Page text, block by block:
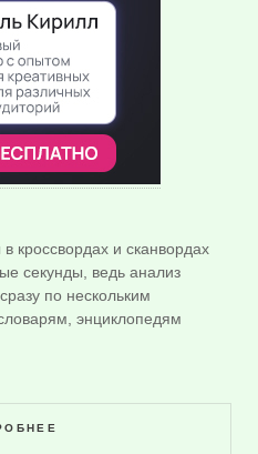
кроссвордах и сканвордах
секунды, ведь анализ
по нескольким
энциклопедям